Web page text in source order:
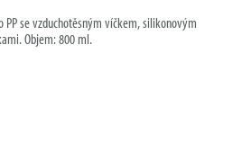
PP se vzduchotěsným víčkem, silikonovým
Objem: 800 ml.